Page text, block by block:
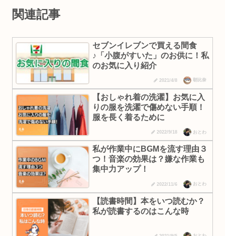
関連記事
セブンイレブンで買える間食
♪「小腹がすいた」のお供に！私
のお気に入り紹介
2021/4/8 朝比奈
【おしゃれ着の洗濯】お気に入
りの服を洗濯で傷めない手順！
服を長く着るために
2022/9/18 おとわ
私が作業中にBGMを流す理由３
つ！音楽の効果は？嫌な作業も
集中力アップ！
2022/11/6 おとわ
【読書時間】本をいつ読むか？
私が読書するのはこんな時